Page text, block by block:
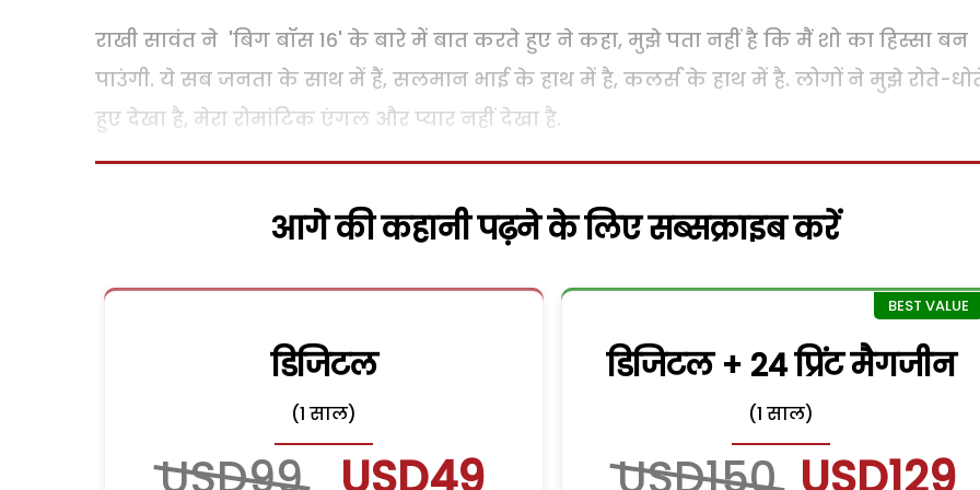
राखी सावंत ने 'बिग बॉस 16' के बारे में बात करते हुए ने कहा, मुझे पता नहीं है कि मैं शो का हिस्सा बन
पाउंगी. ये सब जनता के साथ में हैं, सलमान भाई के हाथ में है, कलर्स के हाथ में है. लोगों ने मुझे रोते-
हुए देखा है, मेरा रोमांटिक एंगल और प्यार नहीं देखा है.
आगे की कहानी पढ़ने के लिए सब्सक्राइब करें
डिजिटल
(1 साल)
डिजिटल + 24 प्रिंट मैगजीन
(1 साल)